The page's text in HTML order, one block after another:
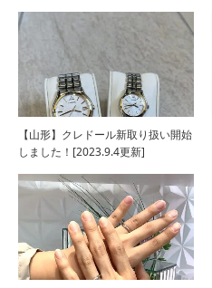
【山形】クレドール新取り扱い開始
しました！[2023.9.4更新]